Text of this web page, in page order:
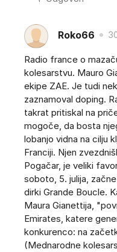
Roko66
Radio france o
kolesarstvu. Mauro
ekipe ZAE. Je tudi
zaznamoval doping.
takrat pritiskal na
mogoče, da bosta
lobanjo vidna na cilju
Franciji. Njen
Pogačar, je veliki
soboto, 5. julija,
dirki Grande Boucle.
Maura Gianettija,
Emirates, katere
konkurenco: na
(Mednarodne